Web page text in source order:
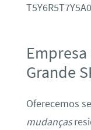
Grande
Oferecemos
mudanças